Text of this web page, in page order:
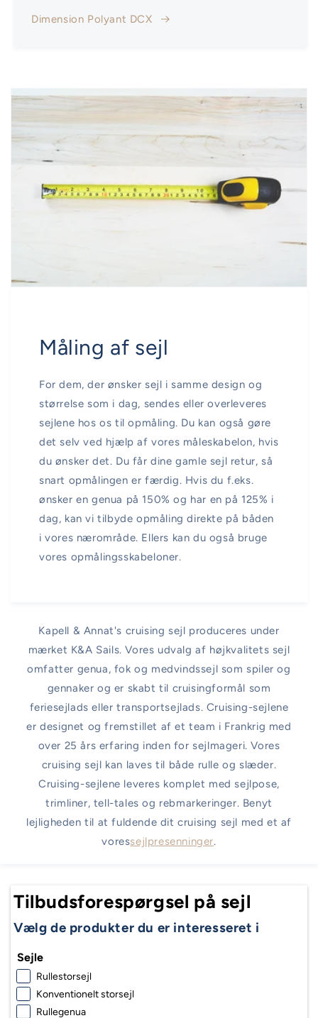
Dimension Polyant DCX
Måling af sejl
For dem, der ønsker sejl i samme design og
størrelse som i dag, sendes eller overleveres
sejlene hos os til opmåling. Du kan også gøre
det selv ved hjælp af vores måleskabelon, hvis
du ønsker det. Du får dine gamle sejl retur, så
snart opmålingen er færdig. Hvis du f.eks.
ønsker en genua på 150% og har en på 125% i
dag, kan vi tilbyde opmåling direkte på båden
i vores nærområde. Ellers kan du også bruge
vores opmålingsskabeloner.
Kapell & Annat's cruising sejl produceres under
mærket K&A Sails. Vores udvalg af højkvalitets sejl
omfatter genua, fok og medvindssejl som spiler og
gennaker og er skabt til cruisingformål som
feriesejlads eller transportsejlads. Cruising-sejlene
er designet og fremstillet af et team i Frankrig med
over 25 års erfaring inden for sejlmageri. Vores
cruising sejl kan laves til både rulle og slæder.
Cruising-sejlene leveres komplet med sejlpose,
trimliner, tell-tales og rebmarkeringer. Benyt
lejligheden til at fuldende dit cruising sejl med et af
voressejlpresenninger.
Tilbudsforespørgsel på sejl
Vælg de produkter du er interesseret i
Sejle
Rullestorsejl
Konventionelt storsejl
Rullegenua